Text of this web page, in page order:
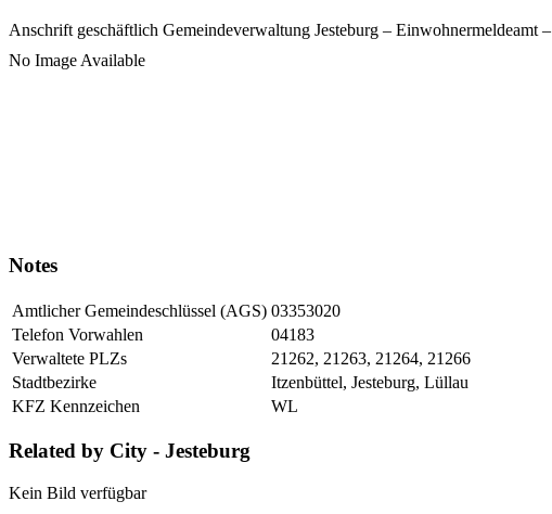
Anschrift geschäftlich Gemeindeverwaltung Jesteburg – Einwohnermeldeamt –
No Image Available
Notes
Amtlicher Gemeindeschlüssel (AGS) 03353020
Telefon Vorwahlen
04183
Verwaltete PLZs
21262, 21263, 21264, 21266
Stadtbezirke
Itzenbüttel, Jesteburg, Lüllau
KFZ Kennzeichen
WL
Related by City - Jesteburg
Kein Bild verfügbar